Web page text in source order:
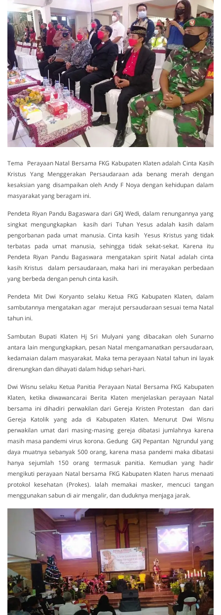
Tema Perayaan Natal Bersama FKG Kabupaten Klaten adalah Cinta Kasih
Kristus Yang Menggerakan Persaudaraan ada benang merah dengan
kesaksian yang disampaikan oleh Andy F Noya dengan kehidupan dalam
masyarakat yang beragam ini.
Pendeta Riyan Pandu Bagaswara dari GKJ Wedi, dalam renungannya yang
singkat mengungkapkan kasih dari Tuhan Yesus adalah kasih dalam
pengorbanan pada umat manusia. Cinta kasih Yesus Kristus yang tidak
terbatas pada umat manusia, sehingga tidak sekat-sekat. Karena itu
Pendeta Riyan Pandu Bagaswara mengatakan spirit Natal adalah cinta
kasih Kristus dalam persaudaraan, maka hari ini merayakan perbedaan
yang berbeda dengan penuh cinta kasih.
Pendeta Mit Dwi Koryanto selaku Ketua FKG Kabupaten Klaten, dalam
sambutannya mengatakan agar merajut persaudaraan sesuai tema Natal
tahun ini.
Sambutan Bupati Klaten Hj Sri Mulyani yang dibacakan oleh Sunarno
antara lain mengungkapkan, pesan Natal mengamanatkan persaudaraan,
kedamaian dalam masyarakat. Maka tema perayaan Natal tahun ini layak
direnungkan dan dihayati dalam hidup sehari-hari.
Dwi Wisnu selaku Ketua Panitia Perayaan Natal Bersama FKG Kabupaten
Klaten, ketika diwawancarai Berita Klaten menjelaskan perayaan Natal
bersama ini dihadiri perwakilan dari Gereja Kristen Protestan dan dari
Gereja Katolik yang ada di Kabupaten Klaten. Menurut Dwi Wisnu
perwakilan umat dari masing-masing gereja dibatasi jumlahnya karena
masih masa pandemi virus korona. Gedung GKJ Pepantan Ngrundul yang
daya muatnya sebanyak 500 orang, karena masa pandemi maka dibatasi
hanya sejumlah 150 orang termasuk panitia. Kemudian yang hadir
mengikuti perayaan Natal bersama FKG Kabupaten Klaten harus menaati
protokol kesehatan (Prokes). Ialah memakai masker, mencuci tangan
menggunakan sabun di air mengalir, dan duduknya menjaga jarak.